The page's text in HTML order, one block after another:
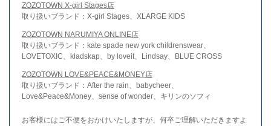
ZOZOTOWN X-girl Stages店
取り扱いブランド：X-girl Stages、XLARGE KIDS
ZOZOTOWN NARUMIYA ONLINE店
取り扱いブランド：kate spade new york childrenswear、
LOVETOXIC、kladskap、by loveit、Lindsay、BLUE CROSS
ZOZOTOWN LOVE&PEACE&MONEY店
取り扱いブランド：After the rain、babycheer、
Love&Peace&Money、sense of wonder、キリンのソフィ
お客様にはご不便をおかけいたしますが、何卒ご理解いただきますよ